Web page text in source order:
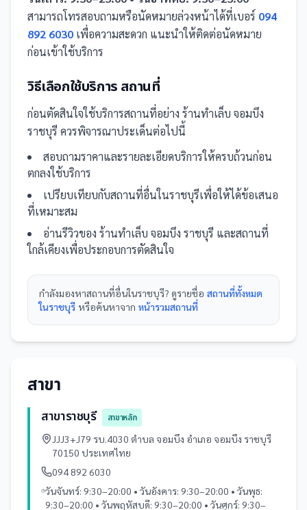
สามารถโทรสอบถามหรือนัดหมายล่วงหน้าได้ที่เบอร์ 094
892 6030 เพื่อความสะดวก แนะนำให้ติดต่อนัดหมาย
ก่อนเข้าใช้บริการ
วิธีเลือกใช้บริการ สถานที่
ก่อนตัดสินใจใช้บริการสถานที่อย่าง ร้านทำเล็บ จอมบึง
ราชบุรี ควรพิจารณาประเด็นต่อไปนี้
สอบถามราคาและรายละเอียดบริการให้ครบถ้วนก่อน
ตกลงใช้บริการ
เปรียบเทียบกับสถานที่อื่นในราชบุรีเพื่อให้ได้ข้อเสนอ
ที่เหมาะสม
อ่านรีวิวของ ร้านทำเล็บ จอมบึง ราชบุรี และสถานที่
ใกล้เคียงเพื่อประกอบการตัดสินใจ
กำลังมองหาสถานที่อื่นในราชบุรี? ดูรายชื่อ สถานที่ทั้งหมด
ในราชบุรี หรือค้นหาจาก หน้ารวมสถานที่
สาขา
สาขาราชบุรี
สาขาหลัก
JJJ3+J79 รบ.4030 ตำบล จอมบึง อำเภอ จอมบึง ราชบุรี
70150 ประเทศไทย
094 892 6030
วันจันทร์: 9:30–20:00 • วันอังคาร: 9:30–20:00 • วันพุธ:
9:30–20:00 • วันพฤหัสบดี: 9:30–20:00 • วันศุกร์: 9:30–